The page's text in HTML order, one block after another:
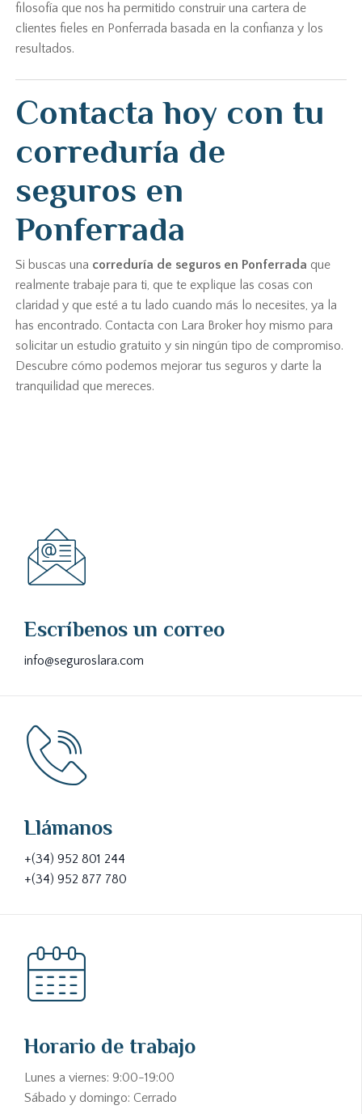
filosofía que nos ha permitido construir una cartera de
clientes fieles en Ponferrada basada en la confianza y los
resultados.
Contacta hoy con tu
correduría de
seguros en
Ponferrada
Si buscas una correduría de seguros en Ponferrada que
realmente trabaje para ti, que te explique las cosas con
claridad y que esté a tu lado cuando más lo necesites, ya la
has encontrado. Contacta con Lara Broker hoy mismo para
solicitar un estudio gratuito y sin ningún tipo de compromiso.
Descubre cómo podemos mejorar tus seguros y darte la
tranquilidad que mereces.
Escríbenos un correo
info@seguroslara.com
Llámanos
+(34) 952 801 244
+(34) 952 877 780
Horario de trabajo
Lunes a viernes: 9:00-19:00
Sábado y domingo: Cerrado